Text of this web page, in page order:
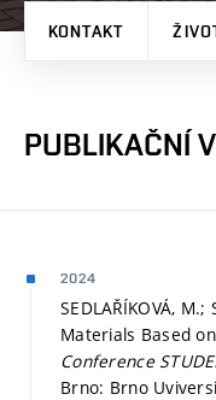
KONTAKT
PUBLIKAČNÍ
2024
SEDLAŘÍKOVÁ,
Materials Based
Conference
Brno: Brno